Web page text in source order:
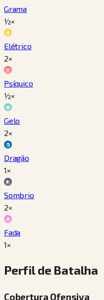
Grama
½×
Elétrico
2×
Psíquico
½×
Gelo
2×
Dragão
1×
Sombrio
2×
Fada
1×
Perfil de Batalha
Cobertura Ofensiva